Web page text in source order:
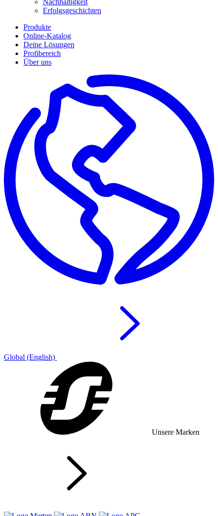
Erfolgsgeschichten
Produkte
Online-Katalog
Deine Lösungen
Profibereich
Über uns
Global (English)
Unsere Marken